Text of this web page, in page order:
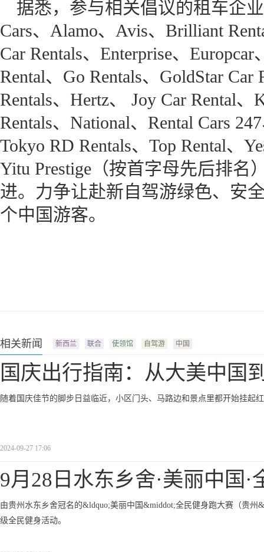
据悉，参与相关倡议的租车企
Cars、Alamo、Avis、Brilliant
Car Rentals、Enterprise、
Rental、Go Rentals、GoldStar Car
Rentals、Hertz、 Joy Car Rental
Rentals、National、Rental Cars
Tokyo RD Rentals、Top Rental、
Yitu Prestige（按首字母先后排
进。力争让赴新自驾游绿色、安
个中国游客。
相关新闻 新西兰 联合 使领馆 自驾游 中国
国庆出行指南：从大美中国
随着国庆佳节的脚步日益临近，小区门头、马路边和景点里都开始挂起
2024-09-27 17:06
9月28日水东乡舍·美丽中国·
由贵州水东乡舍冠名的&ldquo;美丽中国&middot;全民健身跑大赛（贵
级全民健身活动。